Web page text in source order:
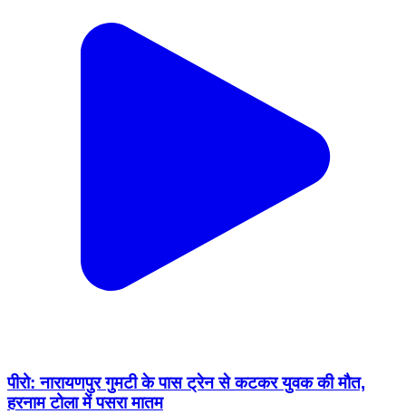
पीरो: नारायणपुर गुमटी के पास ट्रेन से कटकर युवक की मौत,
हरनाम टोला में पसरा मातम